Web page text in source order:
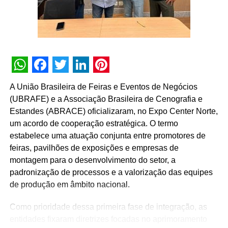
Mutran, gerente de Comunicação Regional da Globo.
Rapha Avellar e Ricardo Dias discutem o futuro
da publicidade depois da pandemia em live
NÃO PERCA
AVIXA anuncia finalistas do AV Experience
Awards
WhatsApp
Facebook
Twitter
LinkedIn
Pinterest
A União Brasileira de Feiras e Eventos de Negócios
(UBRAFE) e a Associação Brasileira de Cenografia e
Estandes (ABRACE) oficializaram, no Expo Center Norte,
um acordo de cooperação estratégica. O termo
estabelece uma atuação conjunta entre promotores de
feiras, pavilhões de exposições e empresas de
montagem para o desenvolvimento do setor, a
padronização de processos e a valorização das equipes
de produção em âmbito nacional.
Como prioridade dessa primeira fase de integração, as